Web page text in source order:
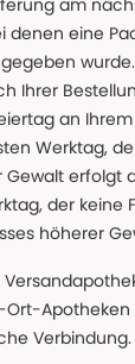
am
denen eine
Ihrer
an
Werktag,
Gewalt erfolgt
der keine
höherer
Ort-
Verbindung.